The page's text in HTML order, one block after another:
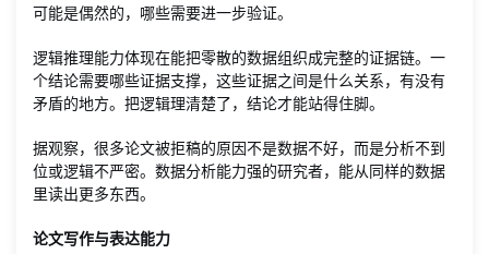
可能是偶然的，哪些需要进一步验证。
逻辑推理能力体现在能把零散的数据组织成完整的证据链。一
个结论需要哪些证据支撑，这些证据之间是什么关系，有没有
矛盾的地方。把逻辑理清楚了，结论才能站得住脚。
据观察，很多论文被拒稿的原因不是数据不好，而是分析不到
位或逻辑不严密。数据分析能力强的研究者，能从同样的数据
里读出更多东西。
论文写作与表达能力